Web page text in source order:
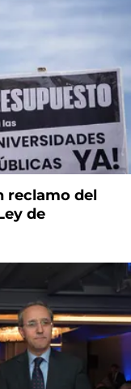
reclamo del
de